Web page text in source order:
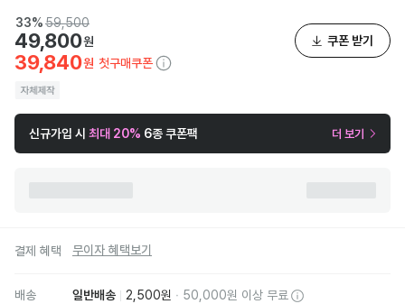
33%59,500
49,800원
39,840원 첫구매쿠폰
쿠폰 받기
신규가입 시 최대 20% 6종 쿠폰팩 더 보기
결제 혜택 무이자 혜택보기
배송 일반배송 2,500원 · 50,000원 이상 무료